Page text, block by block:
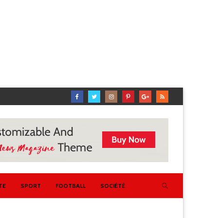
SPORT FOOTBALL SOCIÉTÉ